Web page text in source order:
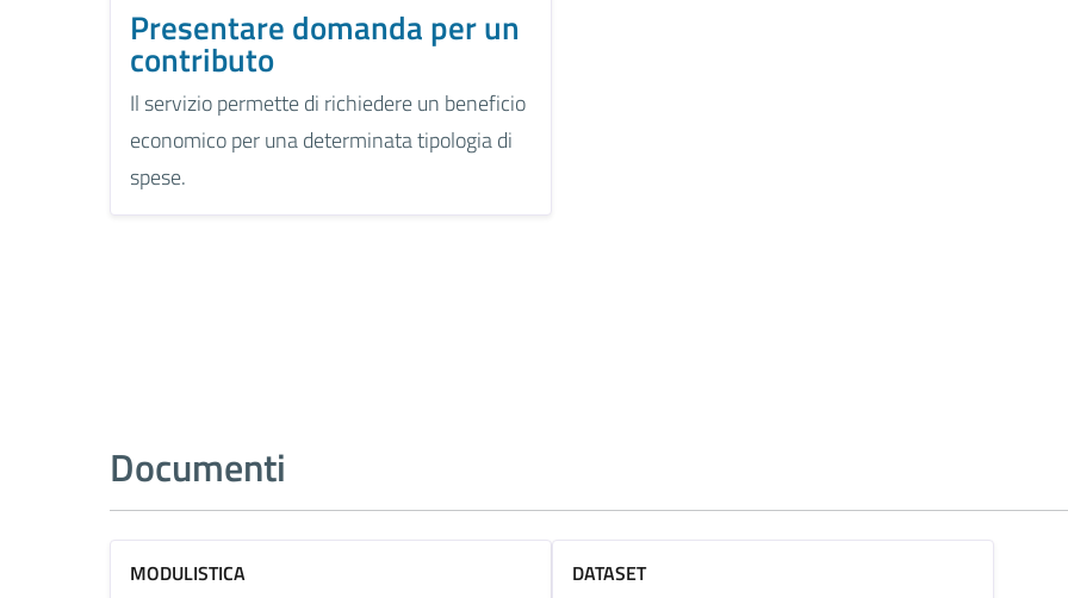
Presentare domanda per un
contributo
Il servizio permette di richiedere un beneficio
economico per una determinata tipologia di
spese.
Documenti
MODULISTICA DATASET